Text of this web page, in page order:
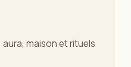
maison et rituels